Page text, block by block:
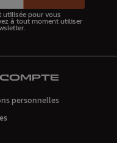
utilisée pour vous
à tout moment utiliser
personnelles